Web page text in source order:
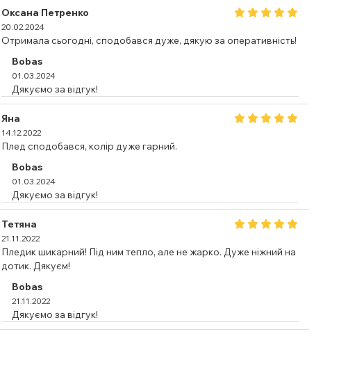
Оксана Петренко
20.02.2024
Отримала сьогодні, сподобався дуже, дякую за оперативність!
Bobas
01.03.2024
Дякуємо за відгук!
Яна
14.12.2022
Плед сподобався, колір дуже гарний.
Bobas
01.03.2024
Дякуємо за відгук!
Тетяна
21.11.2022
Пледик шикарний! Під ним тепло, але не жарко. Дуже ніжний на
дотик. Дякуєм!
Bobas
21.11.2022
Дякуємо за відгук!